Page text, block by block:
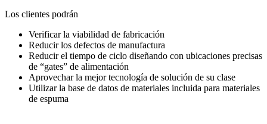
Los clientes podrán
Verificar la viabilidad de fabricación
Reducir los defectos de manufactura
Reducir el tiempo de ciclo diseñando con ubicaciones precisas
de “gates” de alimentación
Aprovechar la mejor tecnología de solución de su clase
Utilizar la base de datos de materiales incluida para materiales
de espuma